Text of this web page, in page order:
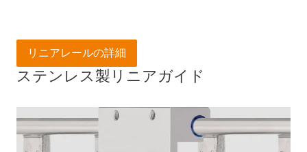
ステンレス製リニアガイド
リニアレールの詳細